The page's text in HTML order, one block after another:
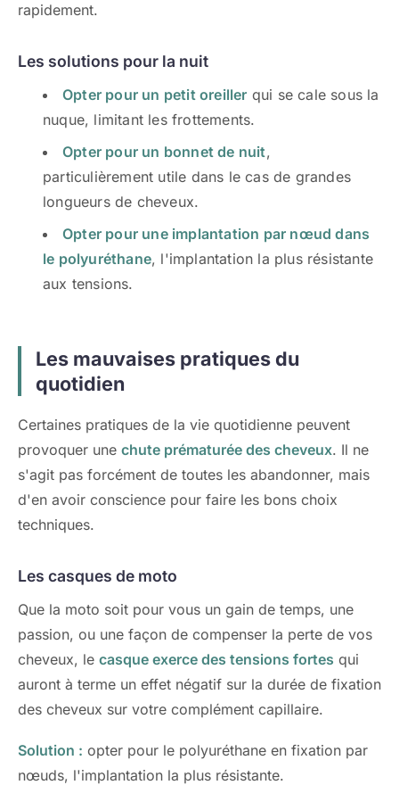
rapidement.
Les solutions pour la nuit
Opter pour un petit oreiller qui se cale sous la
nuque, limitant les frottements.
Opter pour un bonnet de nuit,
particulièrement utile dans le cas de grandes
longueurs de cheveux.
Opter pour une implantation par nœud dans
le polyuréthane, l'implantation la plus résistante
aux tensions.
Les mauvaises pratiques du
quotidien
Certaines pratiques de la vie quotidienne peuvent
provoquer une chute prématurée des cheveux. Il ne
s'agit pas forcément de toutes les abandonner, mais
d'en avoir conscience pour faire les bons choix
techniques.
Les casques de moto
Que la moto soit pour vous un gain de temps, une
passion, ou une façon de compenser la perte de vos
cheveux, le casque exerce des tensions fortes qui
auront à terme un effet négatif sur la durée de fixation
des cheveux sur votre complément capillaire.
Solution : opter pour le polyuréthane en fixation par
nœuds, l'implantation la plus résistante.